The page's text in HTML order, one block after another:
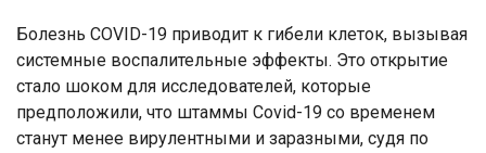
Болезнь COVID-19 приводит к гибели клеток, вызывая
системные воспалительные эффекты. Это открытие
стало шоком для исследователей, которые
предположили, что штаммы Covid-19 со временем
станут менее вирулентными и заразными, судя по